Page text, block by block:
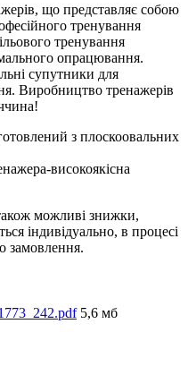
що представляє собою
тренування
тренування
опрацювання.
супутники для
Виробництво тренажерів
з плоскоовальних
високоякісна
можливі знижки,
індивідуально, в процесі
замовлення.
5,6 мб